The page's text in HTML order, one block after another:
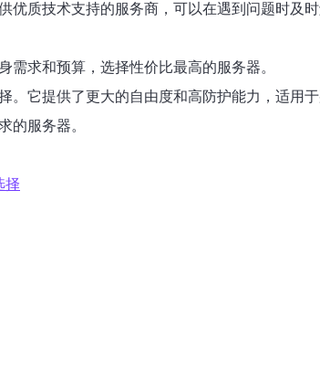
质技术支持的服务商，可以在遇到问题时及时
求和预算，选择性价比最高的服务器。
。它提供了更大的自由度和高防护能力，适用
的服务器。
择